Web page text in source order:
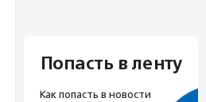
Попасть в ленту
Как попасть в новости